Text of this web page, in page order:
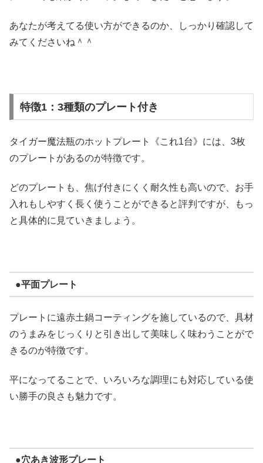
あなたが考えてる使い方ができるのか、しっかり確認して
みてくださいね＾＾
特徴1：3種類のプレート付き
タイガー魔法瓶のホットプレート《これ1台》には、3枚
のプレートがあるのが特徴です。
どのプレートも、焦げ付きにくく耐久性も高いので、お手
入れもしやすく長く使うことができると評判ですが、もっ
と具体的に見ていきましょう。
●平面プレート
プレートに遠赤土鍋コーティングを施しているので、具材
のうまみをじっくりと引き出して美味しく味わうことがで
きるのが特徴です。
平になってることで、いろいろな調理にも対応している使
い勝手の良さも魅力です。
●穴あき波形プレート